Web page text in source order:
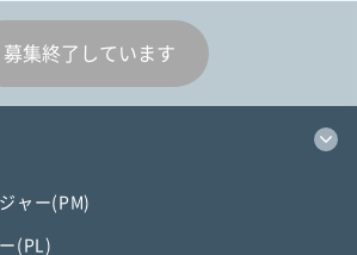
募集終了しています
ャー(PM)
(PL)